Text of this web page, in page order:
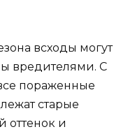
всходы могут
вредителями. С
пораженные
старые
и